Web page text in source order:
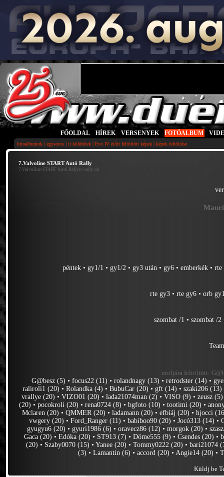
FŐOLDAL HÍREK VERSENYEK FOTÓALBUM
fotoalbumok | egysoros | ti küldtétek | Evo IV előtt feltöltött képek | képek feltöltése
7.Valvoline START Autó Rally
7.Valvoline-START Autó Rallye • rally ob
péntek •gy1/1 •gy1/2 •gy3 után •gy6 •emberkék •rte
rte gy3 •rte gy6 •orb
szombat /1 •szombat /2
utoljára feltöltött:
G@besz (5) •focus22 (11) •rolandnagy (13) •retrodster (14) •
raliroli1 (20) •Rolandka (4) •BubuCar (20) •gft (14) •szaki206 (13)
vrallye (20) •VIZO01 (20) •lada21074man (2) •VISO (9) •zeusz (5)
(20) •pocokroli (20) •rena0724 (8) •bgfoto (10) •tootimi (20) •
Mclaren (20) •QMMER (20) •ladamann (20) •efbíáj (20) •hjocci
vwgery (20) •Ford_Ranger (11) •babiboo90 (20) •Jocó313 (14) •
gyugyu6 (20) •gyuri1986 (6) •oravecz86 (12) •morgok (20) •
Gaca (20) •Edóka (20) • ST913 (7) •Döme555 (9) •Csendes (20) •
(20) • Szaby0070 (15) •Yanee (20) •Tommy0222 (20) •bari21074
(3) •Lamantin (6) •accord (20) •Angie14 (20) •
Küldj be